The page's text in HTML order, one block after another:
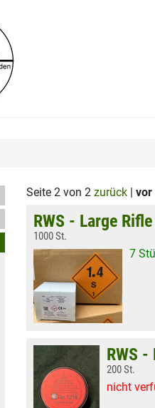
Seite 2 von 2 zurück | vor
RWS - Large
1000 St.
7
RWS
200 St.
nicht